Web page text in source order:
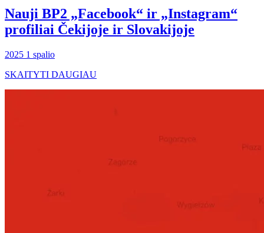
Nauji BP2 „Facebook“ ir „Instagram“
profiliai Čekijoje ir Slovakijoje
2025 1 spalio
SKAITYTI DAUGIAU